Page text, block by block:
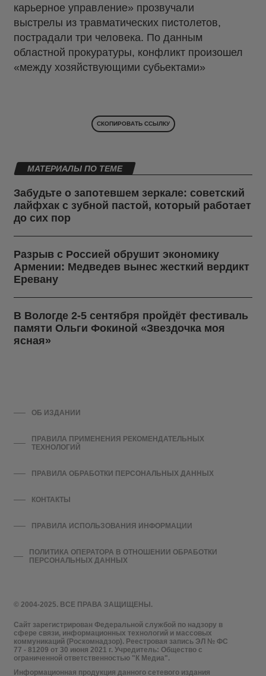
карьерное управление» прозвучали
выстрелы из травматических пистолетов,
пострадали три человека. По данным
областной прокуратуры, конфликт произошел
«между хозяйствующими субьектами»
СКОПИРОВАТЬ ССЫЛКУ
МАТЕРИАЛЫ ПО ТЕМЕ
Забудьте о запотевшем зеркале: советский
лайфхак с зубной пастой, который работает
до сих пор
Разрыв с Россией обрушит экономику
Армении: Медведев вынес жесткий вердикт
Еревану
В Вологде 2-5 сентября пройдёт фестиваль
памяти Ольги Фокиной «Звездочка моя
ясная»
© 2004-2025. ВСЕ ПРАВА ЗАЩИЩЕНЫ.
Сайт зарегистрирован Федеральной службой по надзору в
сфере связи, информационных технологий и массовых
коммуникаций (Роскомнадзор). Реестровая запись ЭЛ № ФС
77 - 81209 от 30 июня 2021 г. Учредитель: Общество с
ограниченной ответственностью "К Медиа".
Информационная продукция данного сетевого издания
ОБ ИЗДАНИИ
ПРАВИЛА ПРИМЕНЕНИЯ РЕКОМЕНДАТЕЛЬНЫХ
ТЕХНОЛОГИЙ
ПРАВИЛА ОБРАБОТКИ ПЕРСОНАЛЬНЫХ ДАННЫХ
КОНТАКТЫ
ПРАВИЛА ИСПОЛЬЗОВАНИЯ ИНФОРМАЦИИ
ПОЛИТИКА ОПЕРАТОРА В ОТНОШЕНИИ ОБРАБОТКИ
ПЕРСОНАЛЬНЫХ ДАННЫХ